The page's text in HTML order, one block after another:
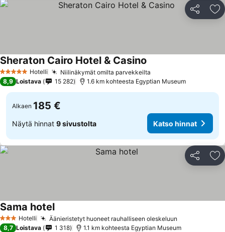
Jaa
5 Tähtiluokitus
Hotelli Niilinäkymät omilta parvekkeilta
Sheraton Cairo Hotel & Casino
8,9 Loistava 15 282 1.6 km kohteesta Egyptian Museum
Alkaen 185 €
Näytä hinnat 9 sivustolta Katso hinnat
Jaa
3 Tähtiluokitus
Hotelli Äänieristetyt huoneet rauhalliseen oleskeluun
Sama hotel
8,7 Loistava 1 318 1.1 km kohteesta Egyptian Museum